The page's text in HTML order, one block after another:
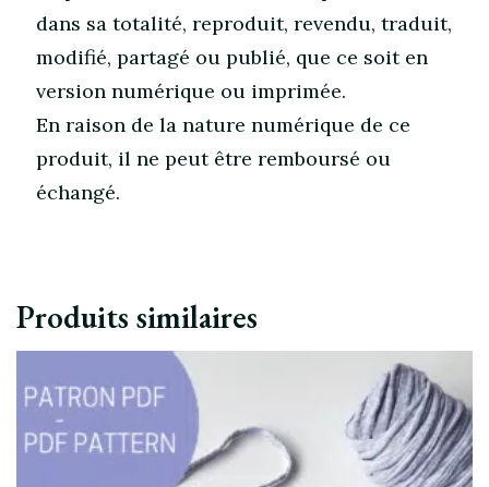
dans sa totalité, reproduit, revendu, traduit,
modifié, partagé ou publié, que ce soit en
version numérique ou imprimée.
En raison de la nature numérique de ce
produit, il ne peut être remboursé ou
échangé.
Produits similaires